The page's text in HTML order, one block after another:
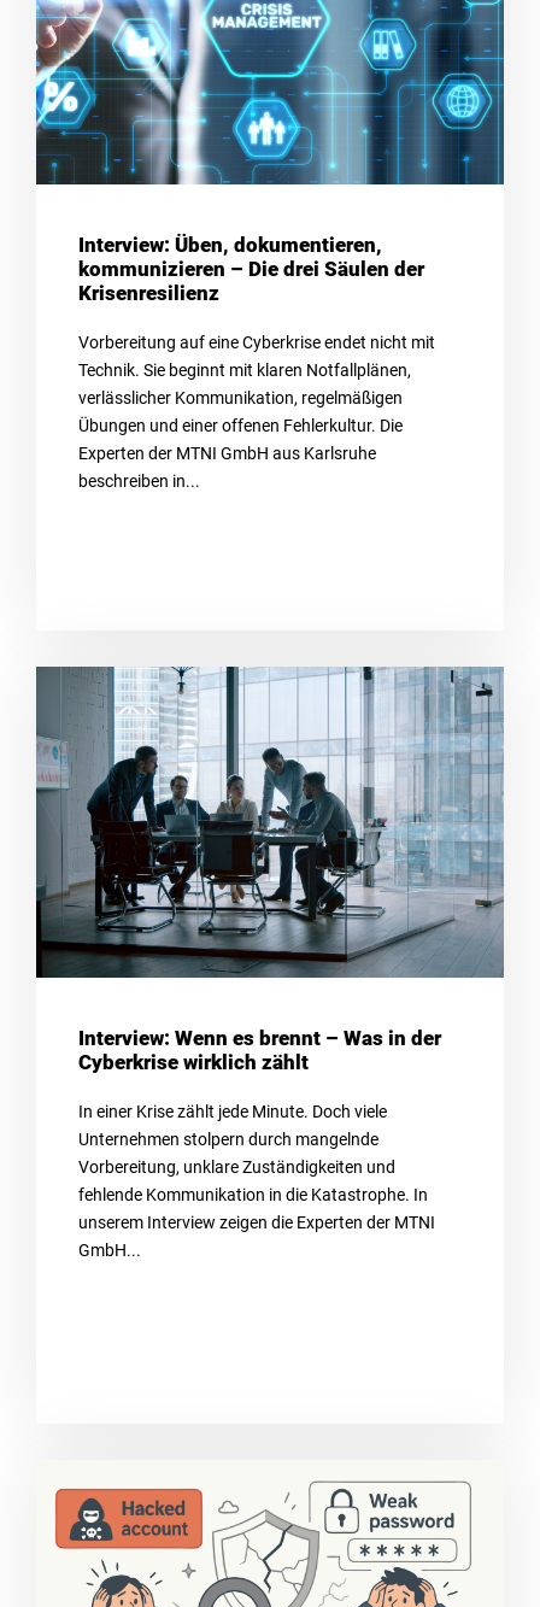
Interview: Üben, dokumentieren,
kommunizieren – Die drei Säulen der
Krisenresilienz
Vorbereitung auf eine Cyberkrise endet nicht mit
Technik. Sie beginnt mit klaren Notfallplänen,
verlässlicher Kommunikation, regelmäßigen
Übungen und einer offenen Fehlerkultur. Die
Experten der MTNI GmbH aus Karlsruhe
beschreiben in...
Interview: Wenn es brennt – Was in der
Cyberkrise wirklich zählt
In einer Krise zählt jede Minute. Doch viele
Unternehmen stolpern durch mangelnde
Vorbereitung, unklare Zuständigkeiten und
fehlende Kommunikation in die Katastrophe. In
unserem Interview zeigen die Experten der MTNI
GmbH...